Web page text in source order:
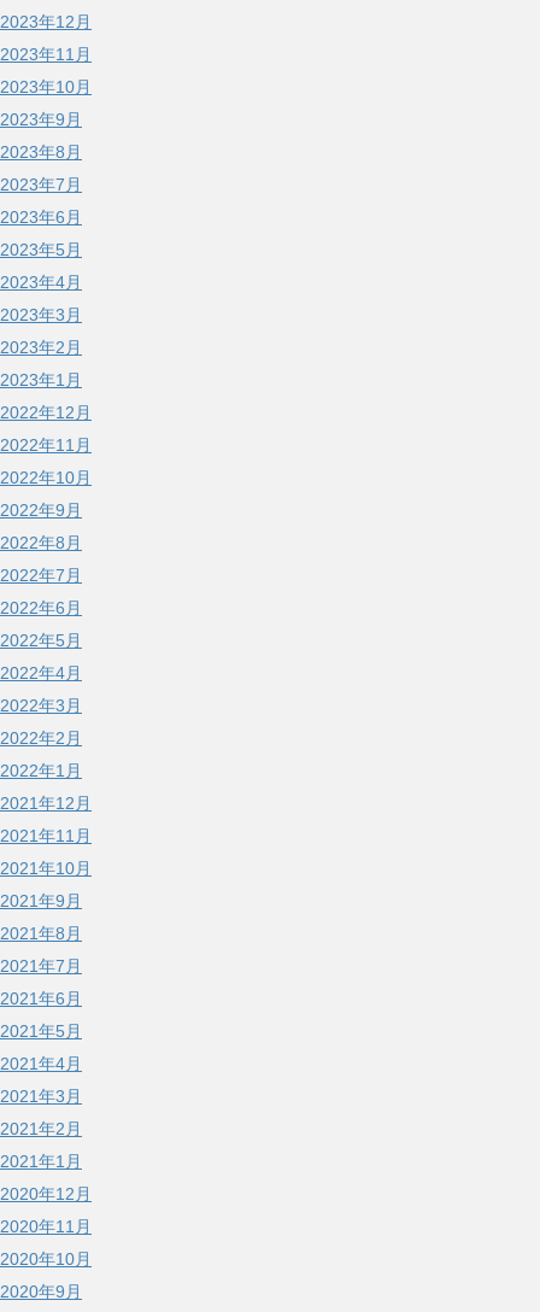
2023年12月
2023年11月
2023年10月
2023年9月
2023年8月
2023年7月
2023年6月
2023年5月
2023年4月
2023年3月
2023年2月
2023年1月
2022年12月
2022年11月
2022年10月
2022年9月
2022年8月
2022年7月
2022年6月
2022年5月
2022年4月
2022年3月
2022年2月
2022年1月
2021年12月
2021年11月
2021年10月
2021年9月
2021年8月
2021年7月
2021年6月
2021年5月
2021年4月
2021年3月
2021年2月
2021年1月
2020年12月
2020年11月
2020年10月
2020年9月